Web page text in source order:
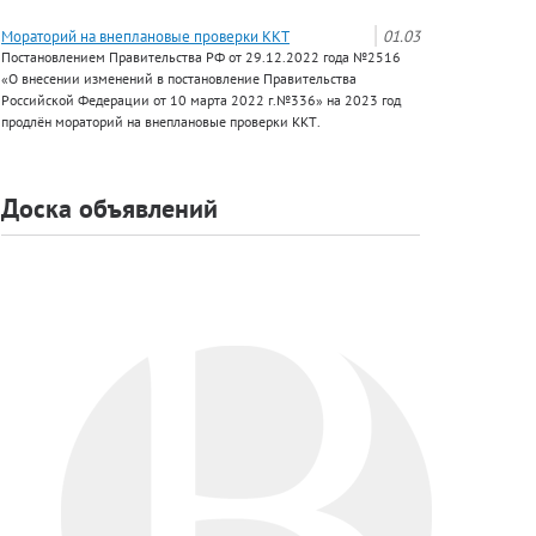
01.03
Мораторий на внеплановые проверки ККТ
Постановлением Правительства РФ от 29.12.2022 года №2516
«О внесении изменений в постановление Правительства
Российской Федерации от 10 марта 2022 г.№336» на 2023 год
продлён мораторий на внеплановые проверки ККТ.
Доска объявлений